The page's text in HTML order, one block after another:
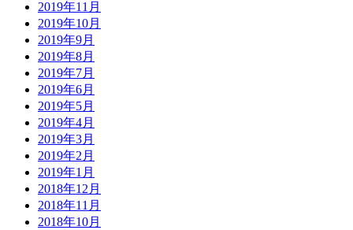
2019年11月
2019年10月
2019年9月
2019年8月
2019年7月
2019年6月
2019年5月
2019年4月
2019年3月
2019年2月
2019年1月
2018年12月
2018年11月
2018年10月